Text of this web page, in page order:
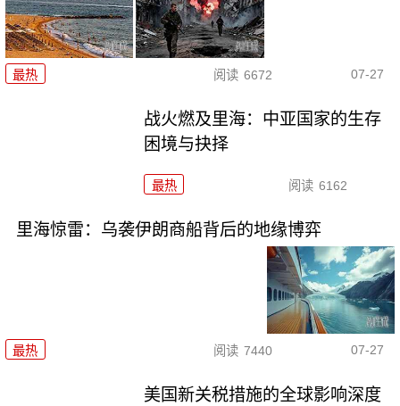
最热 阅读 6672 07-27
战火燃及里海：中亚国家的生存
困境与抉择
最热 阅读 6162
里海惊雷：乌袭伊朗商船背后的地缘博弈
最热 阅读 7440 07-27
美国新关税措施的全球影响深度